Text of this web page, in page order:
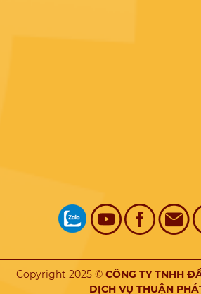
Copyright 2025 © CÔNG TY TNHH
DỊCH VỤ THUẬN